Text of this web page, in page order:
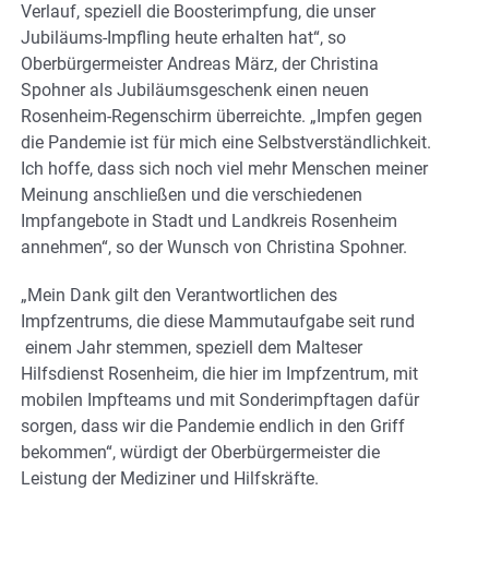
Verlauf, speziell die Boosterimpfung, die unser
Jubiläums-Impfling heute erhalten hat“, so
Oberbürgermeister Andreas März, der Christina
Spohner als Jubiläumsgeschenk einen neuen
Rosenheim-Regenschirm überreichte. „Impfen gegen
die Pandemie ist für mich eine Selbstverständlichkeit.
Ich hoffe, dass sich noch viel mehr Menschen meiner
Meinung anschließen und die verschiedenen
Impfangebote in Stadt und Landkreis Rosenheim
annehmen“, so der Wunsch von Christina Spohner.
„Mein Dank gilt den Verantwortlichen des
Impfzentrums, die diese Mammutaufgabe seit rund
einem Jahr stemmen, speziell dem Malteser
Hilfsdienst Rosenheim, die hier im Impfzentrum, mit
mobilen Impfteams und mit Sonderimpftagen dafür
sorgen, dass wir die Pandemie endlich in den Griff
bekommen“, würdigt der Oberbürgermeister die
Leistung der Mediziner und Hilfskräfte.